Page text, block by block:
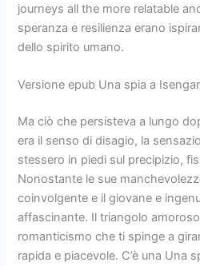
journeys all the more relatable
speranza e resilienza erano
dello spirito umano.
Versione epub Una spia a
Ma ciò che persisteva a lungo
era il senso di disagio, la
stessero in piedi sul precipizio,
Nonostante le sue
coinvolgente e il giovane e
affascinante. Il triangolo
romanticismo che ti spinge a
rapida e piacevole. C’è una Una